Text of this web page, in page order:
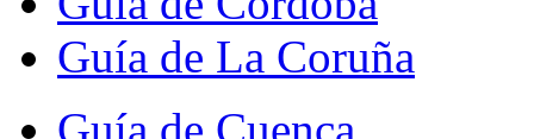
Guía de La Coruña
Guía de Cuenca